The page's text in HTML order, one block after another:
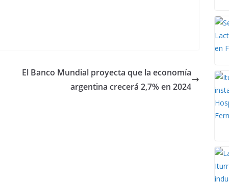
El Banco Mundial proyecta que la economía
argentina crecerá 2,7% en 2024